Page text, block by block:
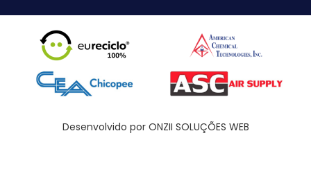
Desenvolvido por ONZII SOLUÇÕES WEB